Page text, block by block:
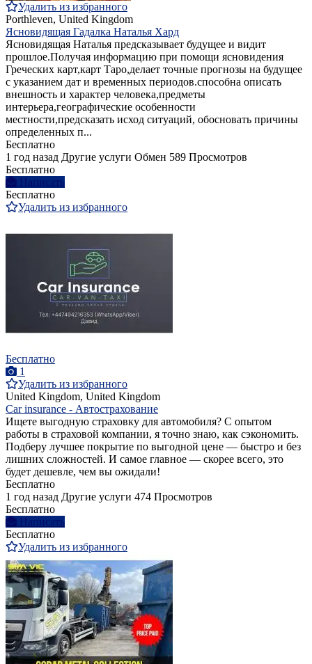
Удалить из избранного
Porthleven, United Kingdom
Ясновидящая Гадалка Наталья Хард
Ясновидящая Наталья предсказывает будущее и видит
прошлое.Получая информацию при помощи ясновидения
Греческих карт,карт Таро,делает точные прогнозы на будущее
с указанием дат и временных периодов.способна описать
внешность и характер человека,предметы
интерьера,географические особенности
местности,предсказать исход ситуаций, обосновать причины
определенных п...
Бесплатно
1 год назад Другие услуги Обмен 589 Просмотров
Бесплатно
Написать
Бесплатно
Удалить из избранного
Бесплатно
1
Удалить из избранного
United Kingdom, United Kingdom
Car insurance - Автострахование
Ищете выгодную страховку для автомобиля? С опытом
работы в страховой компании, я точно знаю, как сэкономить.
Подберу лучшее покрытие по выгодной цене — быстро и без
лишних сложностей. И самое главное — скорее всего, это
будет дешевле, чем вы ожидали!
Бесплатно
1 год назад Другие услуги 474 Просмотров
Бесплатно
Написать
Бесплатно
Удалить из избранного